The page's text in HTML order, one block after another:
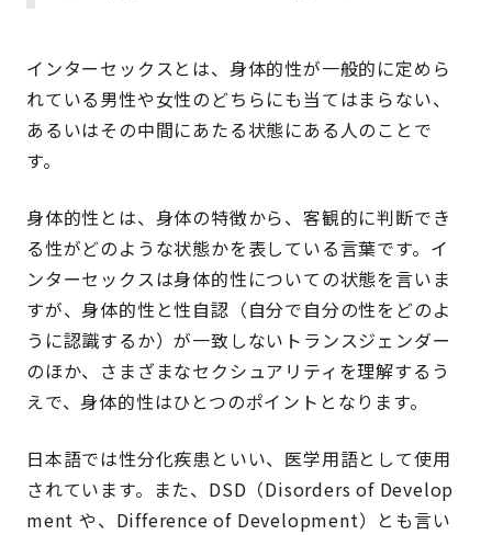
インターセックスとは、身体的性が一般的に定めら
れている男性や女性のどちらにも当てはまらない、
あるいはその中間にあたる状態にある人のことで
す。
身体的性とは、身体の特徴から、客観的に判断でき
る性がどのような状態かを表している言葉です。イ
ンターセックスは身体的性についての状態を言いま
すが、身体的性と性自認（自分で自分の性をどのよ
うに認識するか）が一致しないトランスジェンダー
のほか、さまざまなセクシュアリティを理解するう
えで、身体的性はひとつのポイントとなります。
日本語では性分化疾患といい、医学用語として使用
されています。また、DSD（Disorders of Develop
ment や、Difference of Development）とも言い